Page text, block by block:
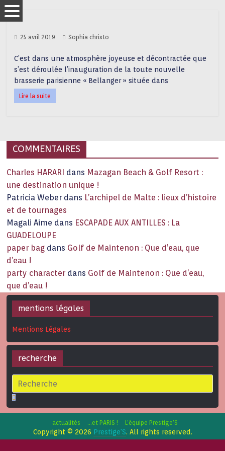
25 avril 2019 Sophia christo
C’est dans une atmosphère joyeuse et décontractée que
s’est déroulée l’inauguration de la toute nouvelle
brasserie parisienne « Bellanger » située dans
Lire la suite
COMMENTAIRES
Charles HARARI dans Mazagan Beach & Golf Resort :
une destination unique !
Patricia Weber dans L’archipel de Malte : lieux d’histoire
et de tournages
Magali Aime dans ESCAPADE AUX ANTILLES : La
GUADELOUPE
paper bag dans Golf de Maintenon : Que d’eau, que
d’eau !
party character dans Golf de Maintenon : Que d’eau,
que d’eau !
mentions légales
Mentions Légales
recherche
actualités …et PARIS ! L’équipe Prestige’S
Copyright © 2026 Prestige'S. All rights reserved.